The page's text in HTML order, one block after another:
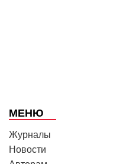
МЕНЮ
Журналы
Новости